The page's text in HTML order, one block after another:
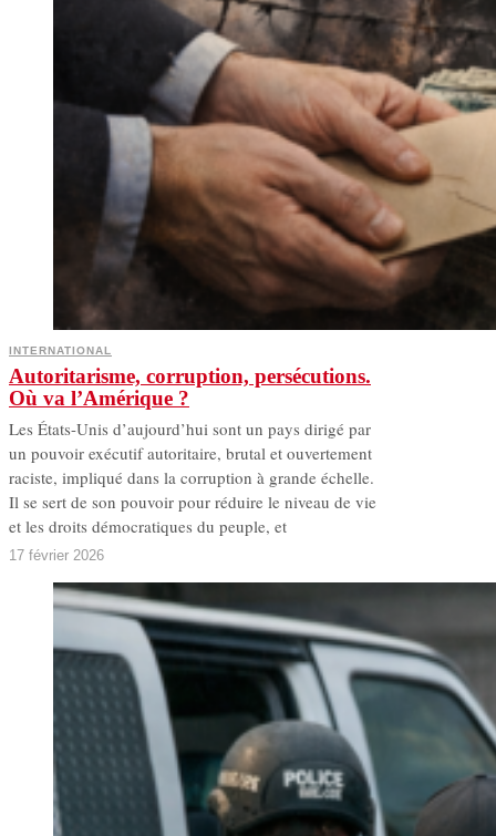
INTERNATIONAL
Autoritarisme, corruption, persécutions.
Où va l’Amérique ?
Les États-Unis d’aujourd’hui sont un pays dirigé par
un pouvoir exécutif autoritaire, brutal et ouvertement
raciste, impliqué dans la corruption à grande échelle.
Il se sert de son pouvoir pour réduire le niveau de vie
et les droits démocratiques du peuple, et
17 février 2026